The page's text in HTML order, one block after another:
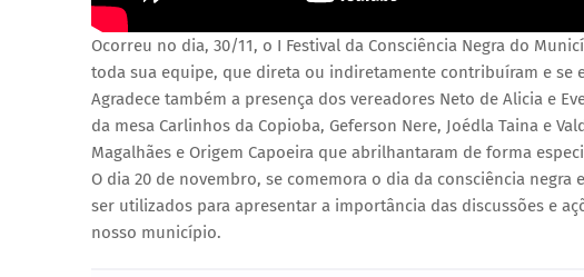
Ocorreu no dia, 30/11, o I Festival da Consciência Negra do
toda sua equipe, que direta ou indiretamente contribuíram e se
Agradece também a presença dos vereadores Neto de Alicia e
da mesa Carlinhos da Copioba, Geferson Nere, Joédla Taina e
Magalhães e Origem Capoeira que abrilhantaram de forma
O dia 20 de novembro, se comemora o dia da consciência
ser utilizados para apresentar a importância das discussões e
nosso município.